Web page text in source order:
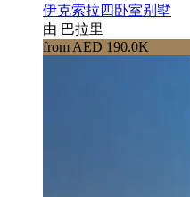
伊克索拉四卧室别墅
由 巴拉里
from AED 190.0K